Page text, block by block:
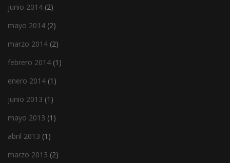
junio 2014 (2)
mayo 2014 (2)
marzo 2014 (2)
febrero 2014 (1)
enero 2014 (1)
junio 2013 (1)
mayo 2013 (1)
abril 2013 (1)
marzo 2013 (2)